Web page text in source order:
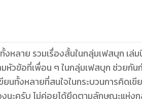
ามแล้วนะครับ ก็เป็น
มเฟสบุก ช่วยกันกำหนดตั้งขึ้นมากัน แต่พิเศษขึ้นมา
ทั้งหลายที่สนใจในกระบวนการคิดเขี
ประพันธ์สักเท่าไหร่